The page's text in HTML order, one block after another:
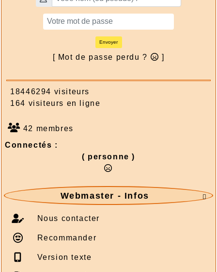
Envoyer
[ Mot de passe perdu ? ]
18446294 visiteurs
164 visiteurs en ligne
42 membres
Connectés :
( personne )

Webmaster - Infos
Nous contacter
Recommander
Version texte